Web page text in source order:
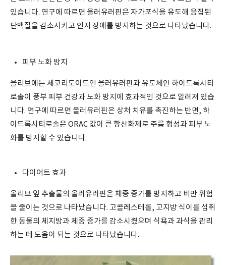
있습니다. 연구에 따르면 올러유러핀은 자가포식을 유도해 응집된
단백질을 감소시키고 인지 장애를 방지하는 것으로 나타났습니다.
피부 노화 방지
올리브에는 세코리도이드인 올러유러핀과 유도체인 하이드록시티
로솔이 풍부 피부 건강과 노화 방지에 효과적인 것으로 알려져 있습
니다. 연구에 따르면 올러유러핀은 상처 치유를 촉진하는 반면, 하
이드록시티로솔은 ORAC 값이 큰 항산화제로 주름 형성과 피부 노
화를 방지할 수 있습니다.
다이어트 효과
올리브 잎 추출물의 올러유러핀은 체중 증가를 방지하고 비만 위험
을 줄이는 것으로 나타났습니다. 고콜레스테롤, 고지방 식이를 섭취
한 동물의 체지방과 체중 증가를 감소시켰으며 식욕과 과식을 관리
하는 데 도움이 되는 것으로 나타났습니다.